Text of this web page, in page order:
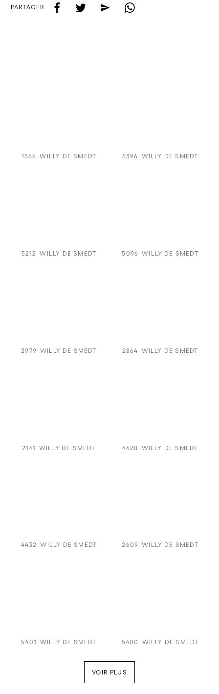
PARTAGER f t e w
1544 WILLY DE SMEDT 5396 WILLY DE SMEDT
5212 WILLY DE SMEDT 5096 WILLY DE SMEDT
2979 WILLY DE SMEDT 2864 WILLY DE SMEDT
2141 WILLY DE SMEDT 4628 WILLY DE SMEDT
4432 WILLY DE SMEDT 2609 WILLY DE SMEDT
5401 WILLY DE SMEDT 5400 WILLY DE SMEDT
VOIR PLUS